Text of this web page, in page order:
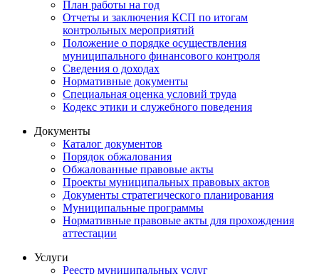
План работы на год
Отчеты и заключения КСП по итогам
контрольных мероприятий
Положение о порядке осуществления
муниципального финансового контроля
Сведения о доходах
Нормативные документы
Специальная оценка условий труда
Кодекс этики и служебного поведения
Документы
Каталог документов
Порядок обжалования
Обжалованные правовые акты
Проекты муниципальных правовых актов
Документы стратегического планирования
Муниципальные программы
Нормативные правовые акты для прохождения
аттестации
Услуги
Реестр муниципальных услуг